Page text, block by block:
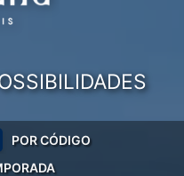
POR CÓDIGO